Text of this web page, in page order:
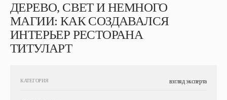
ДЕРЕВО, СВЕТ И НЕМНОГО
МАГИИ: КАК СОЗДАВАЛСЯ
ИНТЕРЬЕР РЕСТОРАНА
ТИТУЛАРТ
КАТЕГОРИЯ взгляд эксперта